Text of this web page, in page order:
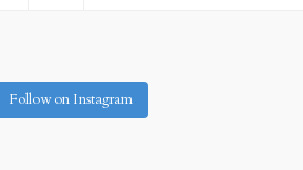
Follow on Instagram